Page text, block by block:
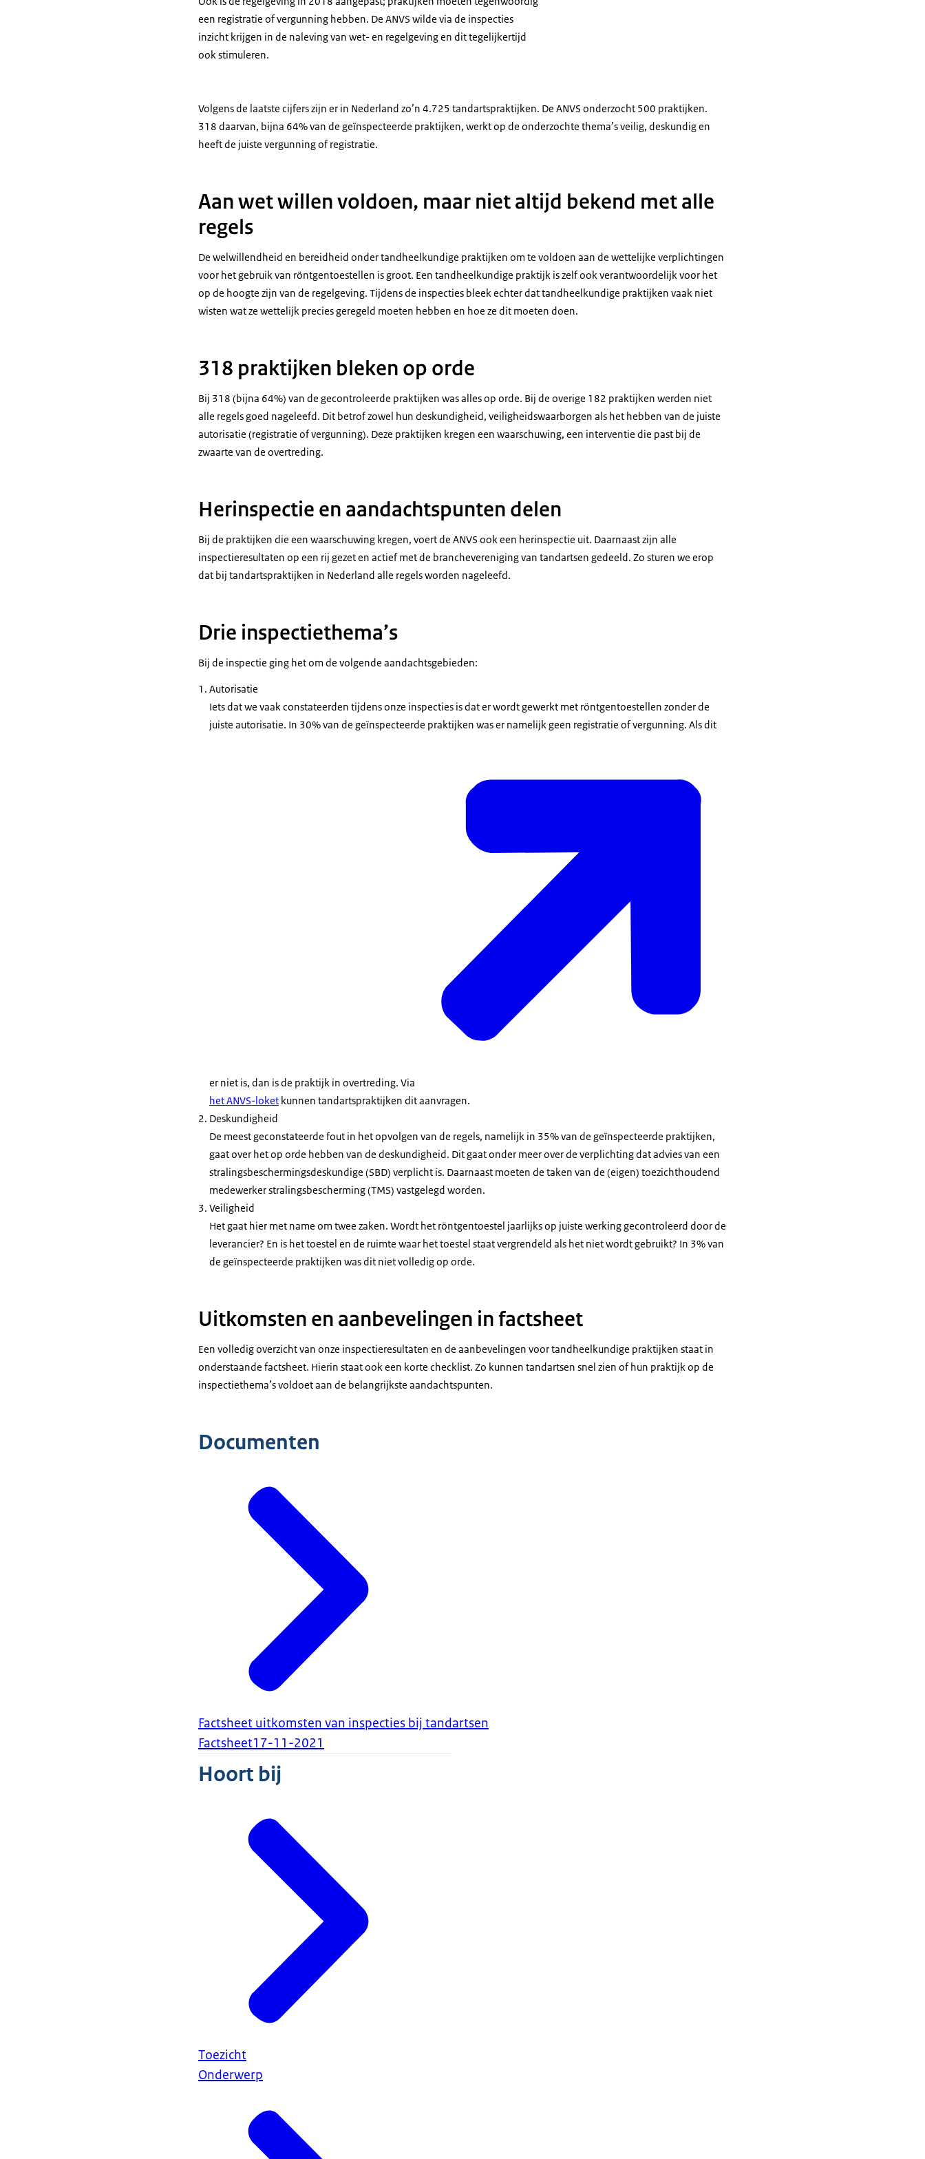
een registratie of vergunning hebben. De ANVS wilde via de inspecties
inzicht krijgen in de naleving van wet- en regelgeving en dit tegelijkertijd
ook stimuleren.
Volgens de laatste cijfers zijn er in Nederland zo’n 4.725 tandartspraktijken. De ANVS onderzocht 500 praktijken.
318 daarvan, bijna 64% van de geïnspecteerde praktijken, werkt op de onderzochte thema’s veilig, deskundig en
heeft de juiste vergunning of registratie.
Aan wet willen voldoen, maar niet altijd bekend met alle
regels
De welwillendheid en bereidheid onder tandheelkundige praktijken om te voldoen aan de wettelijke verplichtingen
voor het gebruik van röntgentoestellen is groot. Een tandheelkundige praktijk is zelf ook verantwoordelijk voor het
op de hoogte zijn van de regelgeving. Tijdens de inspecties bleek echter dat tandheelkundige praktijken vaak niet
wisten wat ze wettelijk precies geregeld moeten hebben en hoe ze dit moeten doen.
318 praktijken bleken op orde
Bij 318 (bijna 64%) van de gecontroleerde praktijken was alles op orde. Bij de overige 182 praktijken werden niet
alle regels goed nageleefd. Dit betrof zowel hun deskundigheid, veiligheidswaarborgen als het hebben van de juiste
autorisatie (registratie of vergunning). Deze praktijken kregen een waarschuwing, een interventie die past bij de
zwaarte van de overtreding.
Herinspectie en aandachtspunten delen
Bij de praktijken die een waarschuwing kregen, voert de ANVS ook een herinspectie uit. Daarnaast zijn alle
inspectieresultaten op een rij gezet en actief met de branchevereniging van tandartsen gedeeld. Zo sturen we erop
dat bij tandartspraktijken in Nederland alle regels worden nageleefd.
Drie inspectiethema’s
Bij de inspectie ging het om de volgende aandachtsgebieden:
Autorisatie
Iets dat we vaak constateerden tijdens onze inspecties is dat er wordt gewerkt met röntgentoestellen zonder de
juiste autorisatie. In 30% van de geïnspecteerde praktijken was er namelijk geen registratie of vergunning. Als dit
er niet is, dan is de praktijk in overtreding. Via
het ANVS-loket kunnen tandartspraktijken dit aanvragen.
Deskundigheid
De meest geconstateerde fout in het opvolgen van de regels, namelijk in 35% van de geïnspecteerde praktijken,
gaat over het op orde hebben van de deskundigheid. Dit gaat onder meer over de verplichting dat advies van een
stralingsbeschermingsdeskundige (SBD) verplicht is. Daarnaast moeten de taken van de (eigen) toezichthoudend
medewerker stralingsbescherming (TMS) vastgelegd worden.
Veiligheid
Het gaat hier met name om twee zaken. Wordt het röntgentoestel jaarlijks op juiste werking gecontroleerd door de
leverancier? En is het toestel en de ruimte waar het toestel staat vergrendeld als het niet wordt gebruikt? In 3% van
de geïnspecteerde praktijken was dit niet volledig op orde.
Uitkomsten en aanbevelingen in factsheet
Een volledig overzicht van onze inspectieresultaten en de aanbevelingen voor tandheelkundige praktijken staat in
onderstaande factsheet. Hierin staat ook een korte checklist. Zo kunnen tandartsen snel zien of hun praktijk op de
inspectiethema’s voldoet aan de belangrijkste aandachtspunten.
Documenten
Factsheet uitkomsten van inspecties bij tandartsen
Factsheet17-11-2021
Hoort bij
Toezicht
Onderwerp